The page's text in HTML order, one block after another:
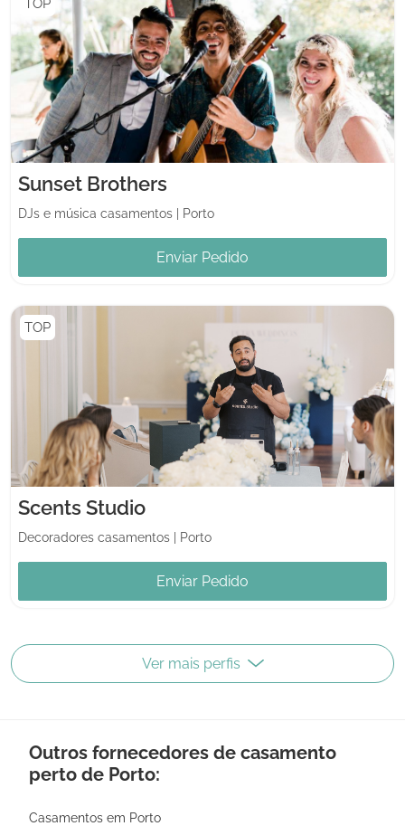
TOP
Sunset Brothers
DJs e música casamentos Porto
Enviar Pedido
TOP
Scents Studio
Decoradores casamentos Porto
Enviar Pedido
Ver mais perfis
Outros fornecedores de casamento
perto de Porto:
Casamentos em Porto